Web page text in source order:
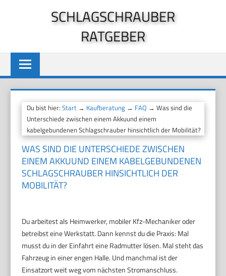
SCHLAGSCHRAUBER
RATGEBER
Du bist hier:Start → Kaufberatung → FAQ → Was sind die
Unterschiede zwischen einem Akkuund einem
kabelgebundenen Schlagschrauber hinsichtlich der Mobilität?
WAS SIND DIE UNTERSCHIEDE ZWISCHEN
EINEM AKKUUND EINEM KABELGEBUNDENEN
SCHLAGSCHRAUBER HINSICHTLICH DER
MOBILITÄT?
Du arbeitest als Heimwerker, mobiler Kfz-Mechaniker oder
betreibst eine Werkstatt. Dann kennst du die Praxis: Mal
musst du in der Einfahrt eine Radmutter lösen. Mal steht das
Fahrzeug in einer engen Halle. Und manchmal ist der
Einsatzort weit weg vom nächsten Stromanschluss.